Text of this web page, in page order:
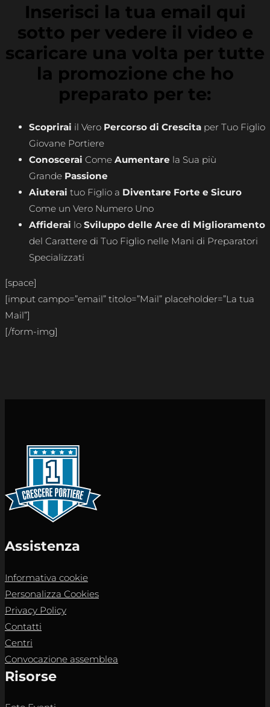
Inserisci la tua email qui
sotto per vedere il video e
scaricare una volta per tutte
la promozione che ho
preparato per te:
Scoprirai il Vero Percorso di Crescita per Tuo Figlio
Giovane Portiere
Conoscerai Come Aumentare la Sua più
Grande Passione
Aiuterai tuo Figlio a Diventare Forte e Sicuro
Come un Vero Numero Uno
Affiderai lo Sviluppo delle Aree di Miglioramento
del Carattere di Tuo Figlio nelle Mani di Preparatori
Specializzati
[space]
[imput campo=”email” titolo=”Mail” placeholder=”La tua
Mail”]
[/form-img]
Assistenza
Informativa cookie
Personalizza Cookies
Privacy Policy
Contatti
Centri
Convocazione assemblea
Risorse